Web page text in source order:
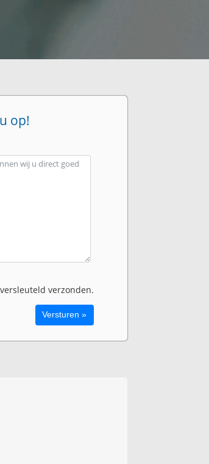
op!
verzonden.